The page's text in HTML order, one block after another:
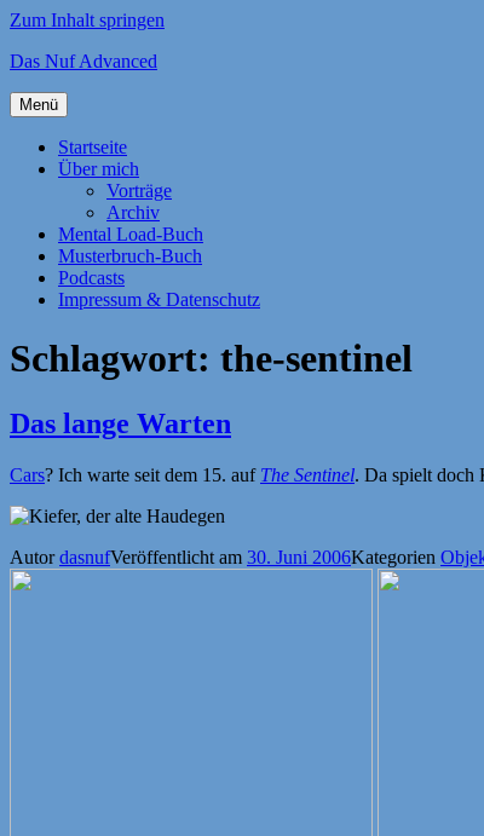
Zum Inhalt springen
Das Nuf Advanced
Menü
Startseite
Über mich
Vorträge
Archiv
Mental Load-Buch
Musterbruch-Buch
Podcasts
Impressum & Datenschutz
Schlagwort: the-sentinel
Das lange Warten
Cars? Ich warte seit dem 15. auf The Sentinel. Da spielt doch
AutordasnufVeröffentlicht am 30. Juni 2006Kategorien